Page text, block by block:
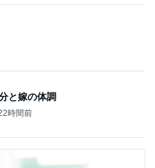
と嫁の体調
時間前